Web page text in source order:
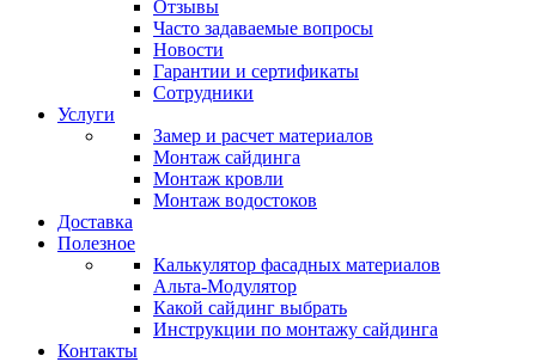
Отзывы
Часто задаваемые вопросы
Новости
Гарантии и сертификаты
Сотрудники
Услуги
Замер и расчет материалов
Монтаж сайдинга
Монтаж кровли
Монтаж водостоков
Доставка
Полезное
Калькулятор фасадных материалов
Альта-Модулятор
Какой сайдинг выбрать
Инструкции по монтажу сайдинга
Контакты